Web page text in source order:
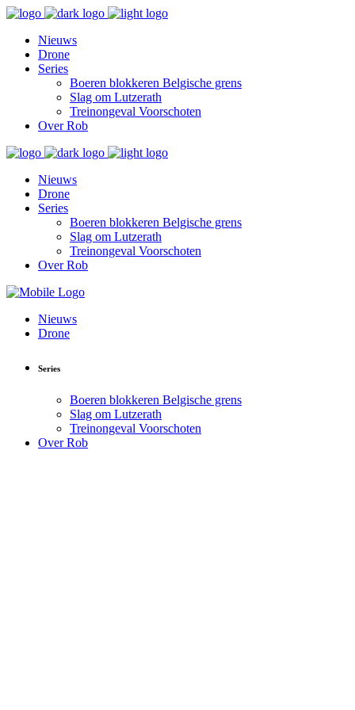
Nieuws
Drone
Series
Boeren blokkeren Belgische grens
Slag om Lutzerath
Treinongeval Voorschoten
Over Rob
Nieuws
Drone
Series
Boeren blokkeren Belgische grens
Slag om Lutzerath
Treinongeval Voorschoten
Over Rob
Nieuws
Drone
Series
Boeren blokkeren Belgische grens
Slag om Lutzerath
Treinongeval Voorschoten
Over Rob